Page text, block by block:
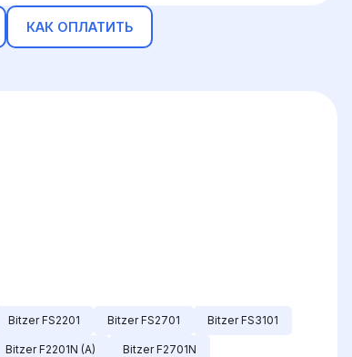
КАК ОПЛАТИТЬ
Bitzer FS2201 Bitzer FS2701 Bitzer FS3101
Bitzer F2201N (A) Bitzer F2701N